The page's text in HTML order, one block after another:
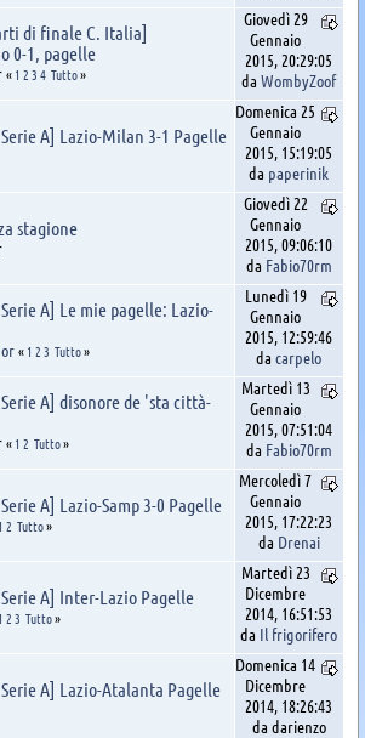
di finale C. Italia]
0-1, pagelle
«1 234 Tutto»
Giovedì 29
Gennaio
2015, 20:29:05
daWombyZoof
A] Lazio-Milan 3-1 Pagelle
Domenica 25
Gennaio
2015, 15:19:05
da paperinik
stagione
Giovedì 22
Gennaio
2015, 09:06:10
da Fabio70rm
A] Le mie pagelle: Lazio-
«1 23 Tutto»
Lunedì 19
Gennaio
2015, 12:59:46
dacarpelo
A] disonore de 'sta città-
«1 2 Tutto»
Martedì 13
Gennaio
2015, 07:51:04
da Fabio70rm
A] Lazio-Samp 3-0 Pagelle
1 2 Tutto»
Mercoledì 7
Gennaio
2015, 17:22:23
da Drenai
A] Inter-Lazio Pagelle
1 23 Tutto»
Martedì 23
Dicembre
2014, 16:51:53
da Il frigorifero
A] Lazio-Atalanta Pagelle
Domenica 14
Dicembre
2014, 18:26:43
da darienzo